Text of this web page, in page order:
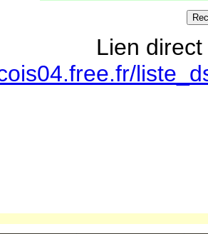
Lien